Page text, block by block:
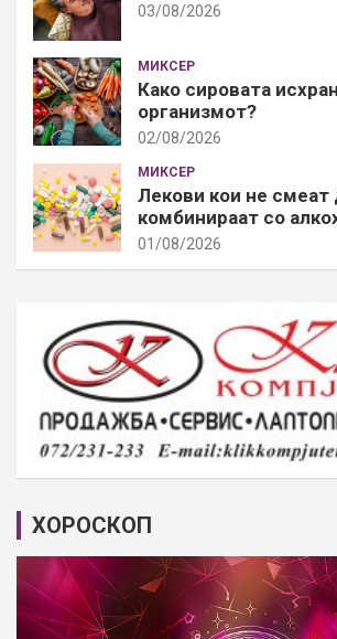
03/08/2026
МИКСЕР
Како сировата
организмот?
02/08/2026
МИКСЕР
Лекови кои не смеат
комбинираат со
01/08/2026
ХОРОСКОП